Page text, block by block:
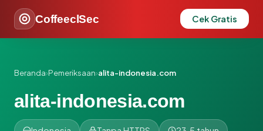
CoffeeclSec Cek Gratis
Beranda›Pemeriksaan›alita-indonesia.com
alita-indonesia.com